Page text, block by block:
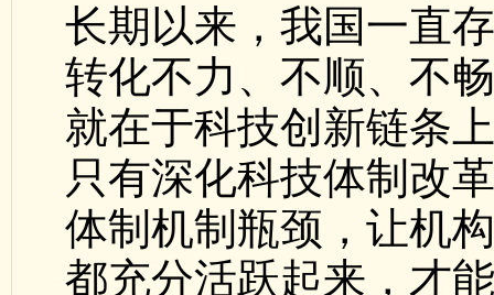
长期以来，我国一直
转化不力、不顺、不
就在于科技创新链条
只有深化科技体制改
体制机制瓶颈，让机
都充分活跃起来，才